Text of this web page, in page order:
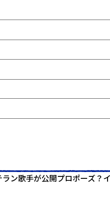
ラン歌手が公開プロポーズ？